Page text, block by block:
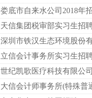
娄底市自来水公司2018年
天信集团税审部实习生招
深圳市铁汉生态环境股份
立信会计事务所实习生招
世纪凯歌医疗科技有限公
大信会计师事务所(特殊普